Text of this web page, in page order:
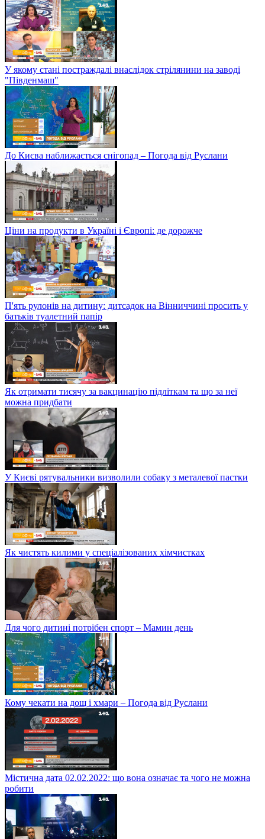
У якому стані постраждалі внаслідок стрілянини на заводі
"Південмаш"
До Києва наближається снігопад – Погода від Руслани
Ціни на продукти в Україні і Європі: де дорожче
П'ять рулонів на дитину: дитсадок на Вінниччині просить у
батьків туалетний папір
Як отримати тисячу за вакцинацію підліткам та що за неї
можна придбати
У Києві рятувальники визволили собаку з металевої пастки
Як чистять килими у спеціалізованих хімчистках
Для чого дитині потрібен спорт – Мамин день
Кому чекати на дощ і хмари – Погода від Руслани
Містична дата 02.02.2022: що вона означає та чого не можна
робити